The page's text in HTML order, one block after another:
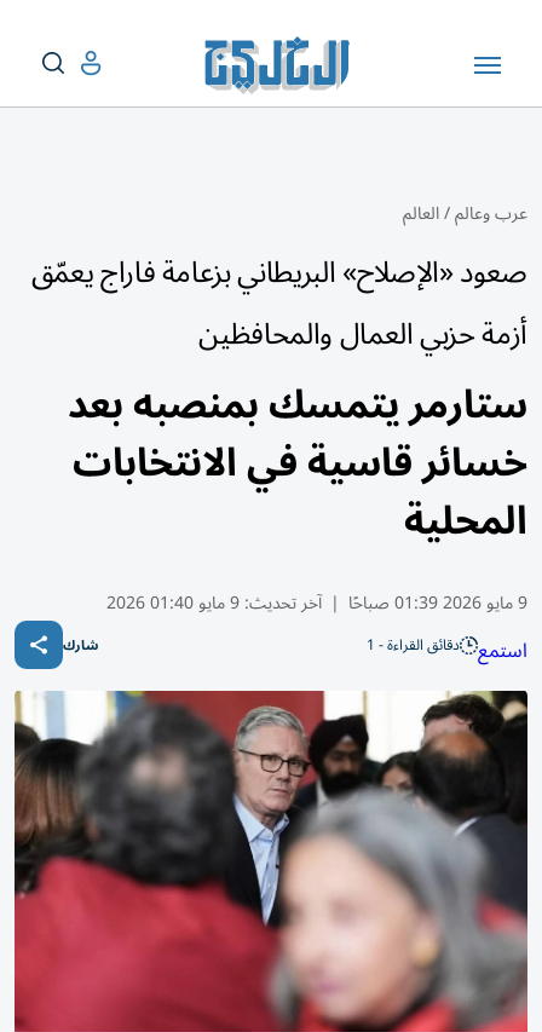
عرب وعالم/العالم
صعود «الإصلاح» البريطاني بزعامة فاراج يعمّق
أزمة حزبي العمال والمحافظين
ستارمر يتمسك بمنصبه بعد
خسائر قاسية في الانتخابات
المحلية
9 مايو 2026 01:39 صباحًا | آخر تحديث:9 مايو 01:40 2026
استمع دقائق القراءة - 1 شارك